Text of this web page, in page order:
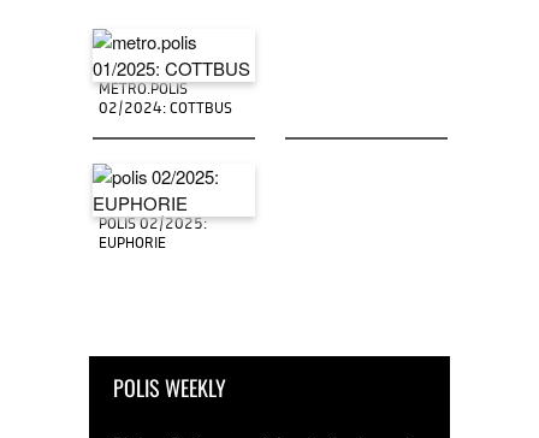
METRO.POLIS
02/2024: COTTBUS
POLIS 02/2025:
EUPHORIE
POLIS WEEKLY